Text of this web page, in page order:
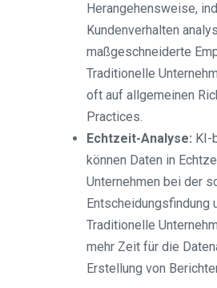
Herangehensweise,
Kundenverhalten
maßgeschneiderte
Traditionelle
oft auf allgemeinen
Practices.
Echtzeit-Analyse: KI-
können Daten in
Unternehmen bei der
Entscheidungsfindung
Traditionelle
mehr Zeit für die
Erstellung von